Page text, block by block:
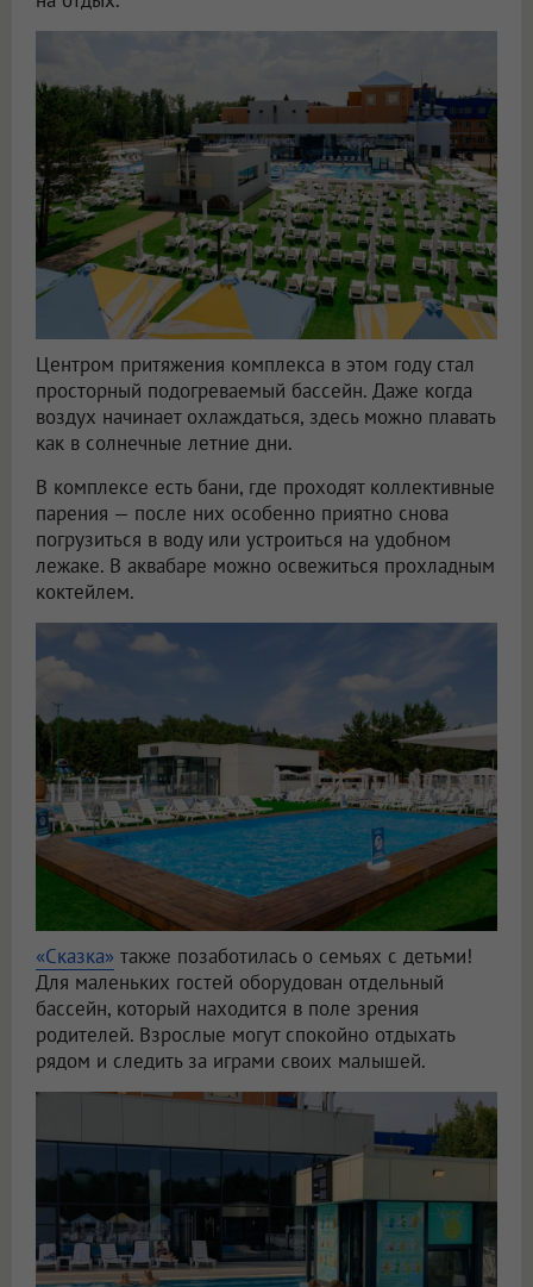
Центром притяжения комплекса в этом году стал
просторный подогреваемый бассейн. Даже когда
воздух начинает охлаждаться, здесь можно плавать
как в солнечные летние дни.
В комплексе есть бани, где проходят коллективные
парения — после них особенно приятно снова
погрузиться в воду или устроиться на удобном
лежаке. В аквабаре можно освежиться прохладным
коктейлем.
«Сказка» также позаботилась о семьях с детьми!
Для маленьких гостей оборудован отдельный
бассейн, который находится в поле зрения
родителей. Взрослые могут спокойно отдыхать
рядом и следить за играми своих малышей.